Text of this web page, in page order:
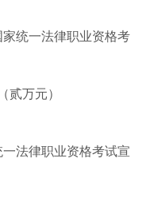
法
和
统一法律职业资格考
贰万元）
法律职业资格考试宣